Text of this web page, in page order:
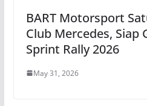
BART Motorsport
Club Mercedes, Siap
Sprint Rally 2026
May 31, 2026